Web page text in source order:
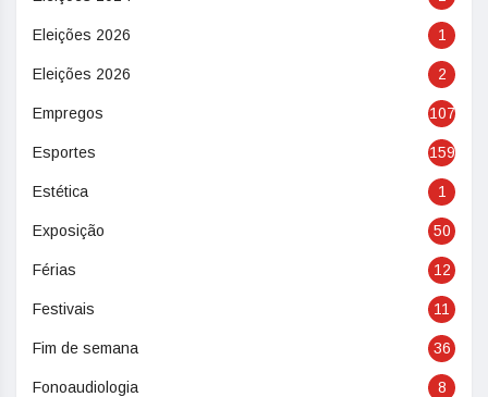
Eleições 2026 1
Eleições 2026 2
Empregos 107
Esportes 159
Estética 1
Exposição 50
Férias 12
Festivais 11
Fim de semana 36
Fonoaudiologia 8